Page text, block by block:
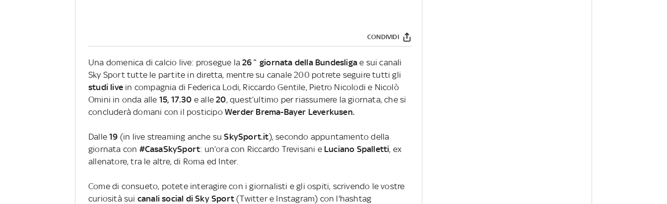
CONDIVIDI
Una domenica di calcio live: prosegue la26^ giornata della Bundesligae sui canali
Sky Sport tutte le partite in diretta, mentre su canale 200 potrete seguire tutti gli
studi livein compagnia di Federica Lodi, Riccardo Gentile, Pietro Nicolodi e Nicolò
Omini in onda alle 15, 17.30 e alle20, quest’ultimo per riassumere la giornata, che si
concluderà domani con il posticipo Werder Brema-Bayer Leverkusen.
Dalle19 (in live streaming anche suSkySport.it), secondo appuntamento della
giornata con #CasaSkySport: un’ora con Riccardo Trevisani e Luciano Spalletti, ex
allenatore, tra le altre, di Roma ed Inter.
Come di consueto, potete interagire con i giornalisti e gli ospiti, scrivendo le vostre
curiosità sui canali social di Sky Sport(Twitter e Instagram) con l'hashtag